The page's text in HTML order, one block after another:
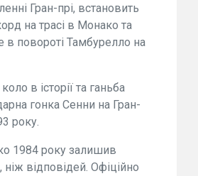
Гран-прі, встановить
на трасі в Монако та
в повороті Тамбурелло на
в історії та ганьба
гонка Сенни на Гран-
року.
1984 року залишив
відповідей. Офіційно